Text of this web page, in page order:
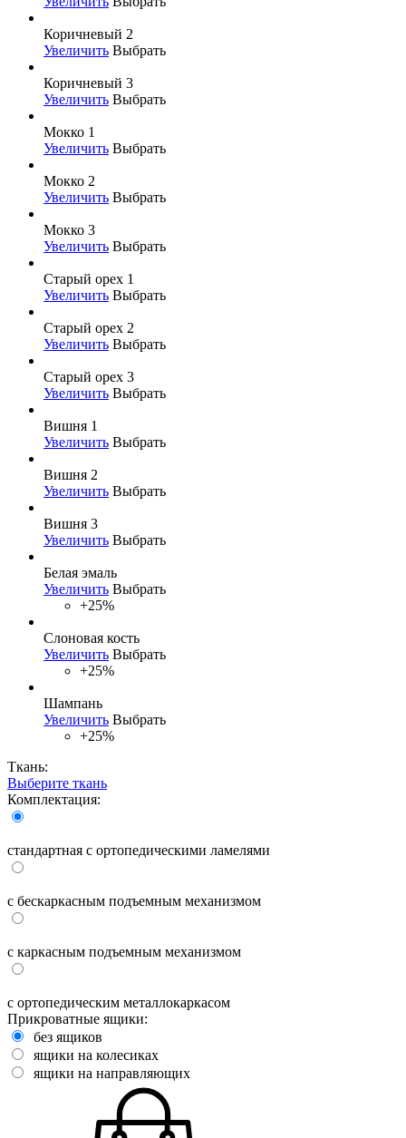
Коричневый 2
Увеличить Выбрать
Коричневый 3
Увеличить Выбрать
Мокко 1
Увеличить Выбрать
Мокко 2
Увеличить Выбрать
Мокко 3
Увеличить Выбрать
Старый орех 1
Увеличить Выбрать
Старый орех 2
Увеличить Выбрать
Старый орех 3
Увеличить Выбрать
Вишня 1
Увеличить Выбрать
Вишня 2
Увеличить Выбрать
Вишня 3
Увеличить Выбрать
Белая эмаль
Увеличить Выбрать
+25%
Слоновая кость
Увеличить Выбрать
+25%
Шампань
Увеличить Выбрать
+25%
Ткань:
Выберите ткань
Комплектация:
стандартная с ортопедическими ламелями
с бескаркасным подъемным механизмом
с каркасным подъемным механизмом
с ортопедическим металлокаркасом
Прикроватные ящики:
без ящиков
ящики на колесиках
ящики на направляющих